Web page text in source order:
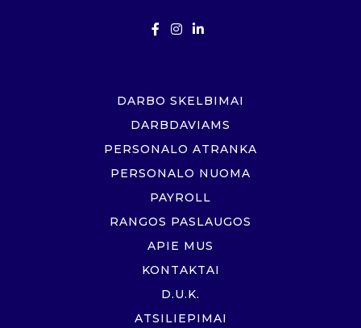
DARBO SKELBIMAI
DARBDAVIAMS
PERSONALO ATRANKA
PERSONALO NUOMA
PAYROLL
RANGOS PASLAUGOS
APIE MUS
KONTAKTAI
D.U.K.
ATSILIEPIMAI